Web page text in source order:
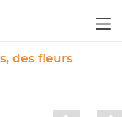
des fleurs